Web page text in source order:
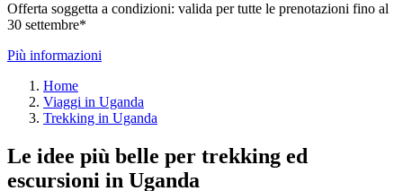
Offerta soggetta a condizioni: valida per tutte le prenotazioni fino al
30 settembre*
Più informazioni
Home
Viaggi in Uganda
Trekking in Uganda
Le idee più belle per trekking ed
escursioni in Uganda